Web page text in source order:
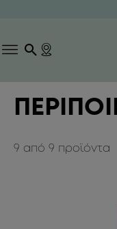
9 από 9 προϊόντα